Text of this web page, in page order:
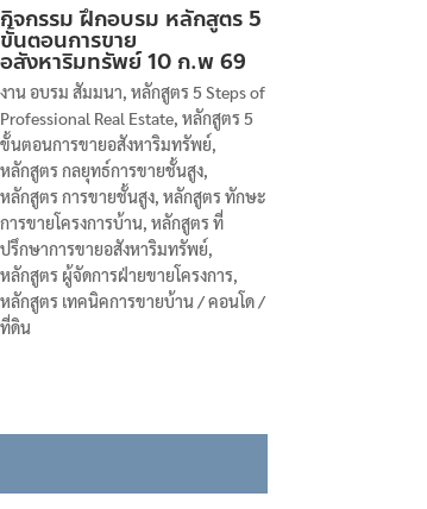
กิจกรรม ฝึกอบรม หลักสูตร 5
ขั้นตอนการขาย
อสังหาริมทรัพย์ 10 ก.พ 69
งาน อบรม สัมมนา,หลักสูตร 5 Steps of
Professional Real Estate,หลักสูตร 5
ขั้นตอนการขายอสังหาริมทรัพย์,
หลักสูตร กลยุทธ์การขายชั้นสูง,
หลักสูตร การขายชั้นสูง,หลักสูตร ทักษะ
การขายโครงการบ้าน,หลักสูตร ที่
ปรึกษาการขายอสังหาริมทรัพย์,
หลักสูตร ผู้จัดการฝ่ายขายโครงการ,
หลักสูตร เทคนิคการขายบ้าน / คอนโด /
ที่ดิน